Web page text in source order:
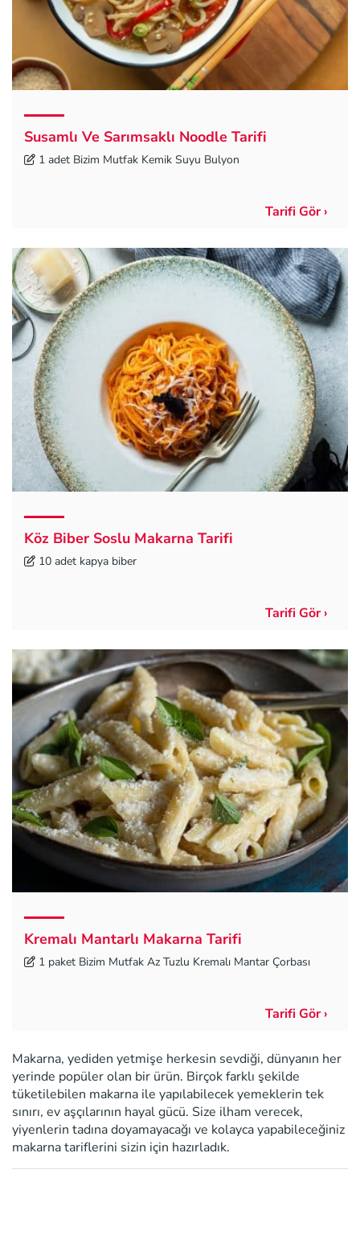
Susamlı Ve Sarımsaklı Noodle Tarifi
1 adet Bizim Mutfak Kemik Suyu Bulyon
Tarifi Gör ›
Köz Biber Soslu Makarna Tarifi
10 adet kapya biber
Tarifi Gör ›
Kremalı Mantarlı Makarna Tarifi
1 paket Bizim Mutfak Az Tuzlu Kremalı Mantar Çorbası
Tarifi Gör ›
Makarna, yediden yetmişe herkesin sevdiği, dünyanın her
yerinde popüler olan bir ürün. Birçok farklı şekilde
tüketilebilen makarna ile yapılabilecek yemeklerin tek
sınırı, ev aşçılarının hayal gücü. Size ilham verecek,
yiyenlerin tadına doyamayacağı ve kolayca yapabileceğiniz
makarna tariflerini sizin için hazırladık.